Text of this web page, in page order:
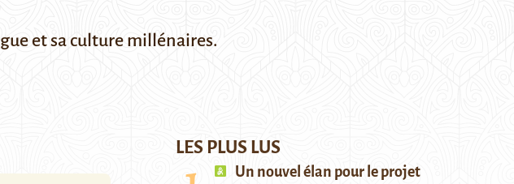
et sa culture millénaires.
LES PLUS LUS
Un nouvel élan pour le projet